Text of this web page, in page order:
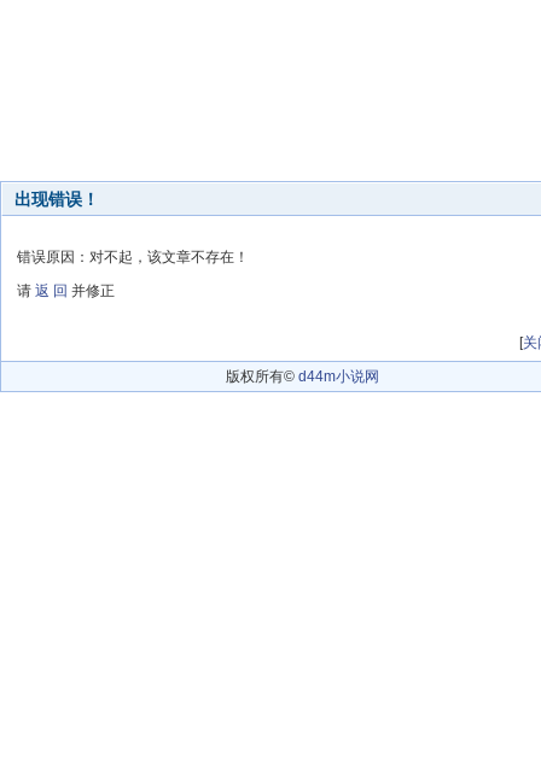
出现错误！
错误原因：对不起，该文章不存在！
请 返 回 并修正
[关
版权所有© d44m小说网